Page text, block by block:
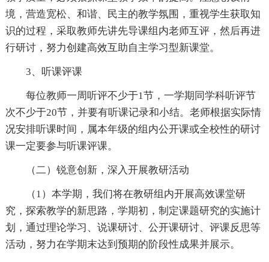
境，营造宽松、和谐、民主的教学氛围，重视学生获取知
识的过程，采取教师先讲先导课组内老师互评，然后再进
行研讨，努力创建高效互助自主学习型新课堂。
3、听课评课
每位教师一周听评不少于1节，一学期同学科听评节
次不少于20节，并要有听课记录和小结。老师根据实际情
况安排听课时间，属本年级的组内公开课或全校性的研讨
课一定要参与听课评课。
（二）锐意创新，深入开展教研活动
（1）本学期，我们将在教研组内开展高效课堂研
究，探索教学的新思路，学期初，制定课题研究的实施计
划，通过理论学习、说课研讨、公开课研讨、评课反思等
活动，努力在学期末达到预期的阶段性成果并展示。